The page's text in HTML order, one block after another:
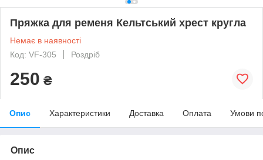
Пряжка для ременя Кельтський хрест кругла
Немає в наявності
Код: VF-305
Роздріб
250 ₴
Опис Характеристики Доставка Оплата Умови
Опис